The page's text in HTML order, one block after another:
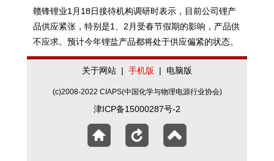
赣锋锂业1月18日接待机构调研时表示，目前公司锂产
品供应紧张，特别是1、2月受春节假期的影响，产品供
不应求。预计今年锂盐产品都将处于供应偏紧的状态。
关于网站 | 手机版 | 电脑版
(c)2008-2022 CIAPS(中国化学与物理电源行业协会)
津ICP备15000287号-2